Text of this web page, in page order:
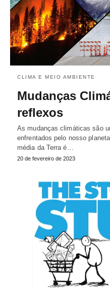
CLIMA E MEIO AMBIENTE
Mudanças
reflexos
As mudanças climáticas são
enfrentados pelo nosso
média da Terra é…
20 de fevereiro de 2023